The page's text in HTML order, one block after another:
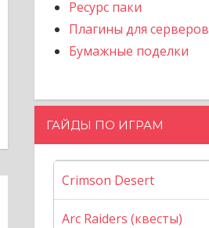
Ресурс паки
Плагины для серверов
Бумажные поделки
ГАЙДЫ ПО ИГРАМ
Crimson Desert
Arc Raiders (квесты)